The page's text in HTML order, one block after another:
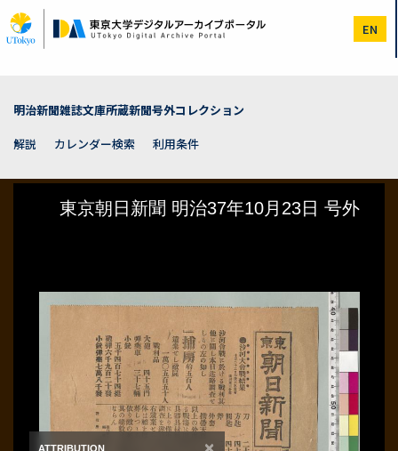
イ
ン
EN
明治新聞雑誌文庫所蔵新聞号外コレクション
解説
カレンダー検索 利用条件